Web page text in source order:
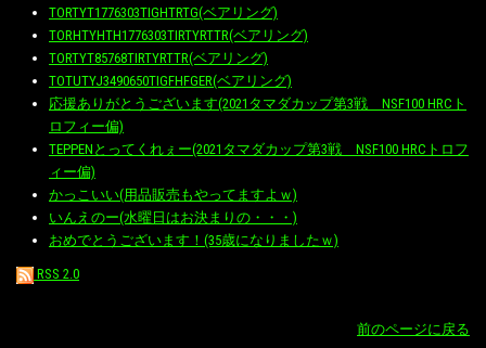
TORTYT1776303TIGHTRTG(ベアリング)
TORHTYHTH1776303TIRTYRTTR(ベアリング)
TORTYT85768TIRTYRTTR(ベアリング)
TOTUTYJ3490650TIGFHFGER(ベアリング)
応援ありがとうございます(2021タマダカップ第3戦 NSF100 HRCト
ロフィー偏)
TEPPENとってくれぇー(2021タマダカップ第3戦 NSF100 HRCトロフ
ィー偏)
かっこいい(用品販売もやってますよｗ)
いんえのー(水曜日はお決まりの・・・)
おめでとうございます！(35歳になりましたｗ)
RSS 2.0
前のページに戻る